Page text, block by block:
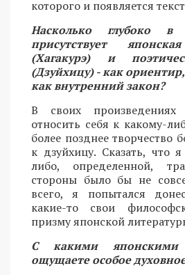
которого и появляется
Насколько глубоко в
присутствует
(Хагакурэ) и
(Дзуйхицу) - как
как внутренний закон?
В своих
относить себя к какому-
более позднее творчество
к дзуйхицу. Сказать, что
либо, определенной,
стороны было бы не
всего, я попытался
какие-то свои
призму японской
С какими
ощущаете особое